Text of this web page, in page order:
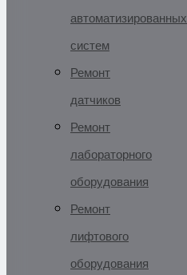
автоматизированных
систем
Ремонт
датчиков
Ремонт
лабораторного
оборудования
Ремонт
лифтового
оборудования